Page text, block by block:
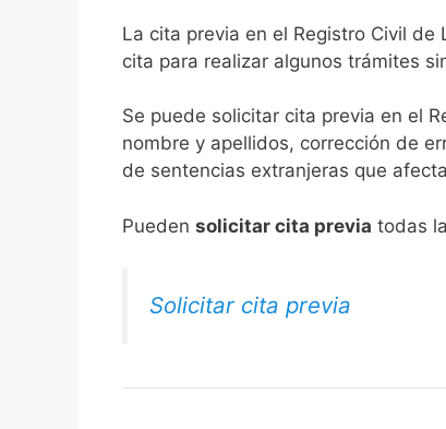
​​​​​​​​​​​​​​​​​​​​​​​​​​​​La cita previa en el Registro Civil
cita para realizar algunos trámites
Se puede solicitar cita previa en el
nombre y apellidos, corrección de
de sentencias extranjeras que
​Pueden solicitar cita previa todas
Solicitar cita previa